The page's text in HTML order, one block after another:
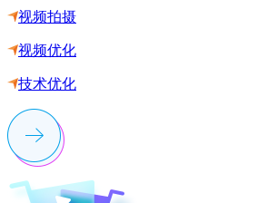
视频拍摄
视频优化
技术优化